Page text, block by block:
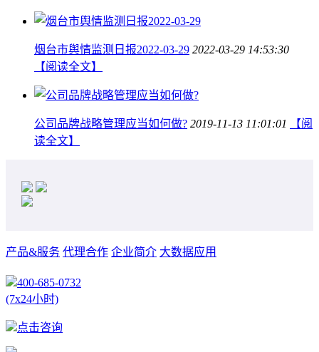
烟台市舆情监测日报2022-03-29 2022-03-29 14:53:30
【阅读全文】
公司品牌战略管理应当如何做? 2019-11-13 11:01:01
【阅
读全文】
产品&服务 代理合作 企业简介 大数据应用
400-685-0732
(7x24小时)
点击咨询